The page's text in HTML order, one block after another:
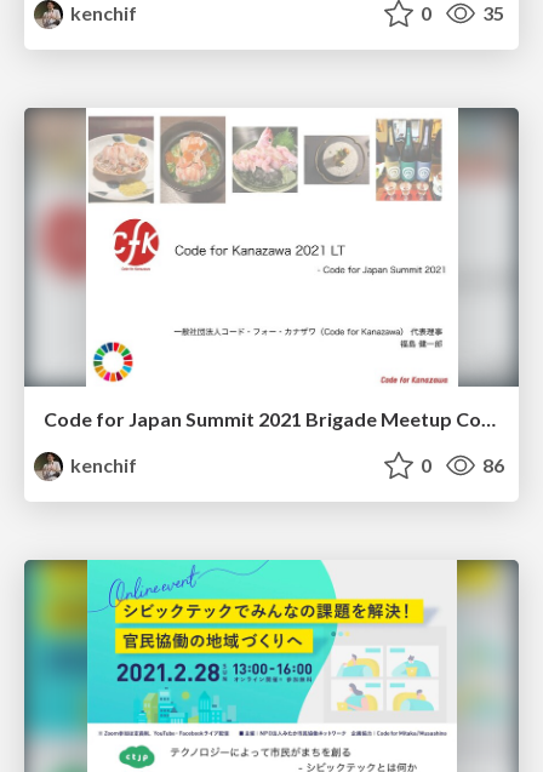
kenchif
0 35
kenchif
0 86